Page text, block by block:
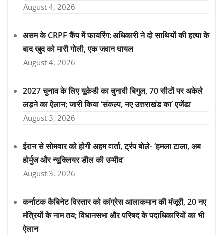
August 4, 2026
असम के CRPF कैंप में फायरिंग: अधिकारी ने दो साथियों की हत्या के
बाद खुद को मारी गोली, एक जवान घायल
August 4, 2026
2027 चुनाव के लिए यूकेडी का चुनावी बिगुल, 70 सीटों पर अकेले
लड़ने का ऐलान; जारी किया ‘संकल्प, नए उत्तराखंड का’ एजेंडा
August 3, 2026
ईरान से सोमवार को होगी अहम वार्ता, ट्रंप बोले- ‘हमला टाला, अब
होर्मुज और न्यूक्लियर डील की उम्मीद’
August 3, 2026
कर्नाटक कैबिनेट विस्तार को कांग्रेस आलाकमान की मंजूरी, 20 नए
मंत्रियों के नाम तय; विधानसभा और परिषद के पदाधिकारियों का भी
ऐलान